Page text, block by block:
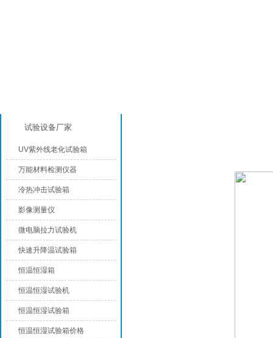
试验设备厂家
UV紫外线老化试验箱
万能材料检测仪器
冷热冲击试验箱
影像测量仪
微电脑拉力试验机
快速升降温试验箱
恒温恒湿箱
恒温恒湿试验机
恒温恒湿试验箱
恒温恒湿试验箱价格